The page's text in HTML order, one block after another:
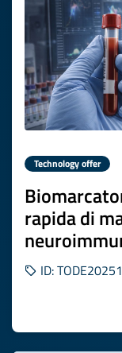
Technology offer
rapida di
ID: